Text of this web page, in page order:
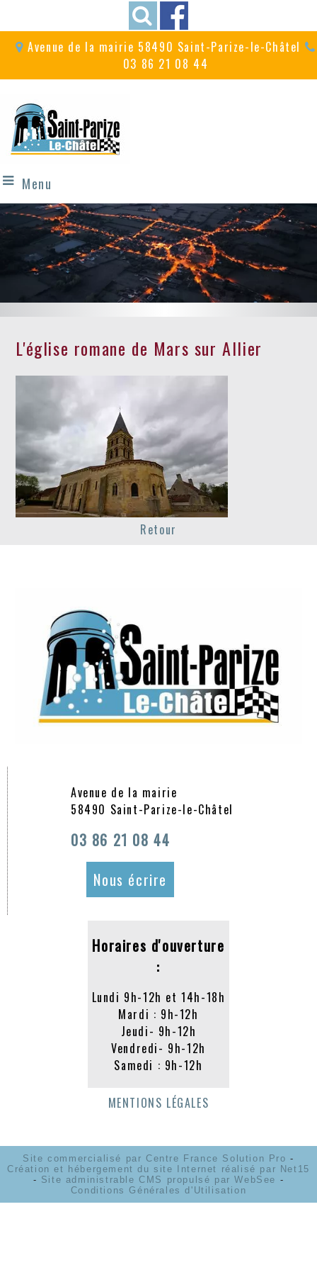
Avenue de la mairie 58490 Saint-Parize-le-Châtel
03 86 21 08 44
Menu
Un village festif
avec ses fêtes et commémorations...
A proximité du
circuit de Magny-Cours
L'église romane de Mars sur Allier
Retour
Avenue de la mairie
58490 Saint-Parize-le-Châtel
03 86 21 08 44
Nous écrire
Horaires d'ouverture
:
Lundi 9h-12h et 14h-18h
Mardi : 9h-12h
Jeudi- 9h-12h
Vendredi- 9h-12h
Samedi : 9h-12h
MENTIONS LÉGALES
Site commercialisé par Centre France Solution Pro -
Création et hébergement du site Internet réalisé par Net15
- Site administrable CMS propulsé par WebSee -
Conditions Générales d'Utilisation